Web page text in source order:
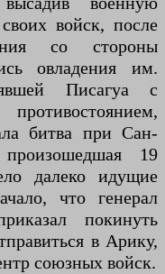
войск, после
со стороны
овладения им.
Писагуа с
битва при Сан-
19
далеко идущие
что генерал
покинуть
в Арику,
союзных войск.